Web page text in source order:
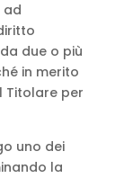
ad
due o più
in merito
Titolare per
uno dei
la